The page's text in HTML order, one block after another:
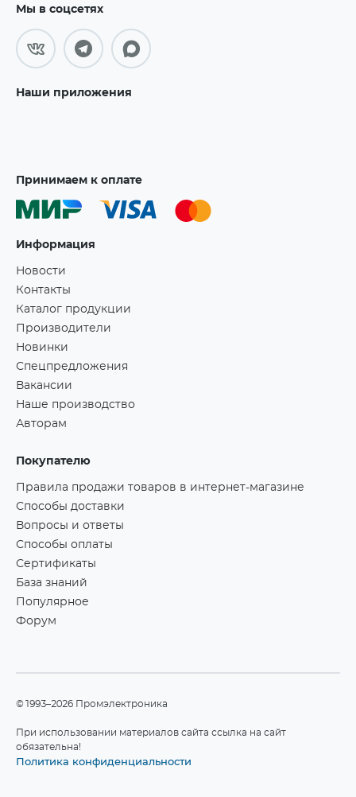
Мы в соцсетях
Наши приложения
Принимаем к оплате
Информация
Новости
Контакты
Каталог продукции
Производители
Новинки
Спецпредложения
Вакансии
Наше производство
Авторам
Покупателю
Правила продажи товаров в интернет-магазине
Способы доставки
Вопросы и ответы
Способы оплаты
Сертификаты
База знаний
Популярное
Форум
©1993–2026 Промэлектроника
При использовании материалов сайта ссылка на сайт
обязательна!
Политика конфиденциальности